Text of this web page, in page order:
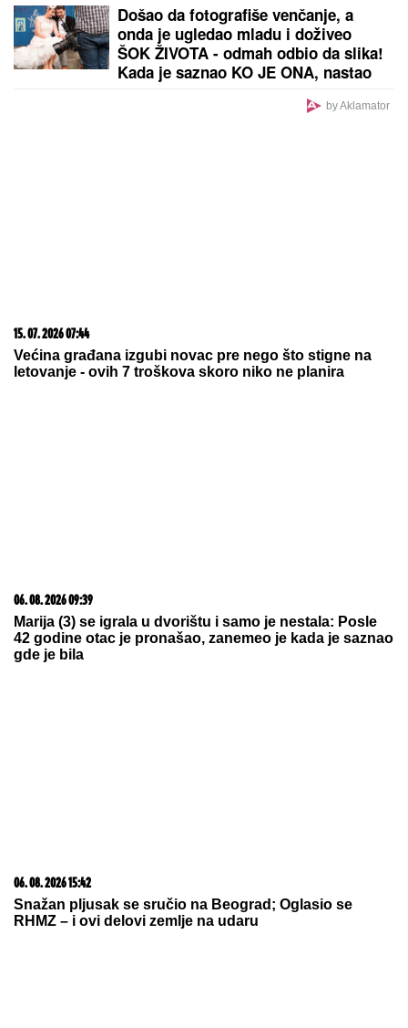
Došao da fotografiše venčanje, a
onda je ugledao mladu i doživeo
ŠOK ŽIVOTA - odmah odbio da slika!
Kada je saznao KO JE ONA, nastao
by Aklamator
15. 07. 2026 07:44
Većina građana izgubi novac pre nego što stigne na
letovanje - ovih 7 troškova skoro niko ne planira
06. 08. 2026 09:39
Marija (3) se igrala u dvorištu i samo je nestala: Posle
42 godine otac je pronašao, zanemeo je kada je saznao
gde je bila
06. 08. 2026 15:42
Snažan pljusak se sručio na Beograd; Oglasio se
RHMZ – i ovi delovi zemlje na udaru